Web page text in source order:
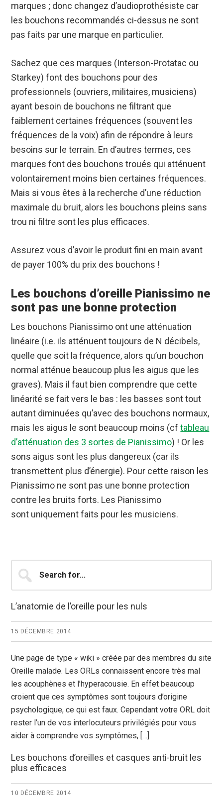
marques ; donc changez d’audioprothésiste car
les bouchons recommandés ci-dessus ne sont
pas faits par une marque en particulier.
Sachez que ces marques (Interson-Protatac ou
Starkey) font des bouchons pour des
professionnels (ouvriers, militaires, musiciens)
ayant besoin de bouchons ne filtrant que
faiblement certaines fréquences (souvent les
fréquences de la voix) afin de répondre à leurs
besoins sur le terrain. En d’autres termes, ces
marques font des bouchons troués qui atténuent
volontairement moins bien certaines fréquences.
Mais si vous êtes à la recherche d’une réduction
maximale du bruit, alors les bouchons pleins sans
trou ni filtre sont les plus efficaces.
Assurez vous d’avoir le produit fini en main avant
de payer 100% du prix des bouchons !
Les bouchons d’oreille Pianissimo ne
sont pas une bonne protection
Les bouchons Pianissimo ont une atténuation
linéaire (i.e. ils atténuent toujours de N décibels,
quelle que soit la fréquence, alors qu’un bouchon
normal atténue beaucoup plus les aigus que les
graves). Mais il faut bien comprendre que cette
linéarité se fait vers le bas : les basses sont tout
autant diminuées qu’avec des bouchons normaux,
mais les aigus le sont beaucoup moins (cftableau
d’atténuation des 3 sortes de Pianissimo) ! Or les
sons aigus sont les plus dangereux (car ils
transmettent plus d’énergie). Pour cette raison les
Pianissimo ne sont pas une bonne protection
contre les bruits forts. Les Pianissimo
sont uniquement faits pour les musiciens.
Barre
latérale
principale
for...
L’anatomie de l’oreille pour les nuls
15 DÉCEMBRE 2014
Une page de type « wiki » créée par des membres du site
Oreille malade. Les ORLs connaissent encore très mal
les acouphènes et l’hyperacousie. En effet beaucoup
croient que ces symptômes sont toujours d’origine
psychologique, ce qui est faux. Cependant votre ORL doit
rester l’un de vos interlocuteurs privilégiés pour vous
aider à comprendre vos symptômes, […]
Les bouchons d’oreilles et casques anti-bruit les
plus efficaces
10 DÉCEMBRE 2014